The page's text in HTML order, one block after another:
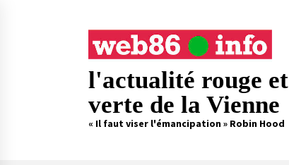
l'actualité rouge et
verte de la Vienne
« Il faut viser l'émancipation » Robin Hood